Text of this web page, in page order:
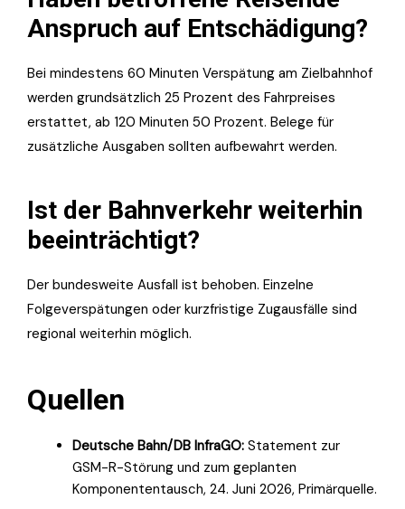
Anspruch auf Entschädigung?
Bei mindestens 60 Minuten Verspätung am Zielbahnhof
werden grundsätzlich 25 Prozent des Fahrpreises
erstattet, ab 120 Minuten 50 Prozent. Belege für
zusätzliche Ausgaben sollten aufbewahrt werden.
Ist der Bahnverkehr weiterhin
beeinträchtigt?
Der bundesweite Ausfall ist behoben. Einzelne
Folgeverspätungen oder kurzfristige Zugausfälle sind
regional weiterhin möglich.
Quellen
Deutsche Bahn/DB InfraGO: Statement zur
GSM-R-Störung und zum geplanten
Komponententausch, 24. Juni 2026, Primärquelle.